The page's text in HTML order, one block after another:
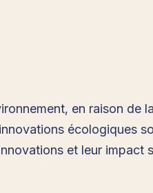
en raison de
écologiques
et leur impact